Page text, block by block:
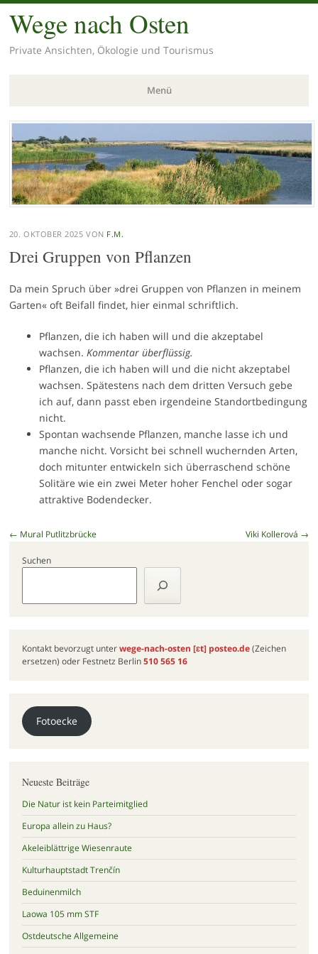
Wege nach Osten
Private Ansichten, Ökologie und Tourismus
Menü
Zum
Inhalt
springen
20. OKTOBER 2025 VON F.M.
Drei Gruppen von Pflanzen
Da mein Spruch über »drei Gruppen von Pflanzen in meinem
Garten« oft Beifall findet, hier einmal schriftlich.
Pflanzen, die ich haben will und die akzeptabel
wachsen. Kommentar überflüssig.
Pflanzen, die ich haben will und die nicht akzeptabel
wachsen. Spätestens nach dem dritten Versuch gebe
ich auf, dann passt eben irgendeine Standortbedingung
nicht.
Spontan wachsende Pflanzen, manche lasse ich und
manche nicht. Vorsicht bei schnell wuchernden Arten,
doch mitunter entwickeln sich überraschend schöne
Solitäre wie ein zwei Meter hoher Fenchel oder sogar
attraktive Bodendecker.
Beitragsnavigation
← Mural Putlitzbrücke Viki Kollerová →
Suchen
Kontakt bevorzugt unterwege-nach-osten [ɛt]posteo.de(Zeichen
ersetzen) oder Festnetz Berlin510 565 16
Fotoecke
Neueste Beiträge
Die Natur ist kein Parteimitglied
Europa allein zu Haus?
Akeleiblättrige Wiesenraute
Kulturhauptstadt Trenčín
Beduinenmilch
Laowa 105 mm STF
Ostdeutsche Allgemeine